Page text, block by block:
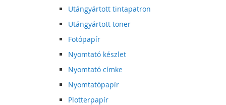
Utángyártott tintapatron
Utángyártott toner
Fotópapír
Nyomtató készlet
Nyomtató címke
Nyomtatópapír
Plotterpapír